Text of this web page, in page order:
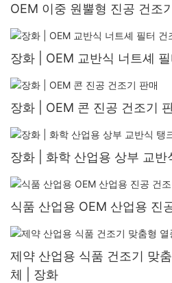
OEM 이중 원뿔형 진공 건조
장화 | OEM 교반식 너트셰
장화 | OEM 콘 진공 건조기
장화 | 화학 산업용 상부 교반
식품 산업용 OEM 산업용 진
제약 산업용 식품 건조기 맞
체 | 장화